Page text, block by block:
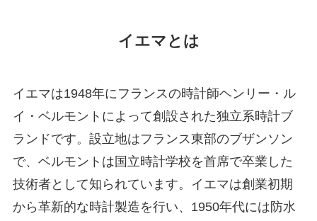
イエマとは
イエマは1948年にフランスの時計師ヘンリー・ル
イ・ベルモントによって創設された独立系時計ブ
ランドです。設立地はフランス東部のブザンソン
で、ベルモントは国立時計学校を首席で卒業した
技術者として知られています。イエマは創業初期
から革新的な時計製造を行い、1950年代には防水